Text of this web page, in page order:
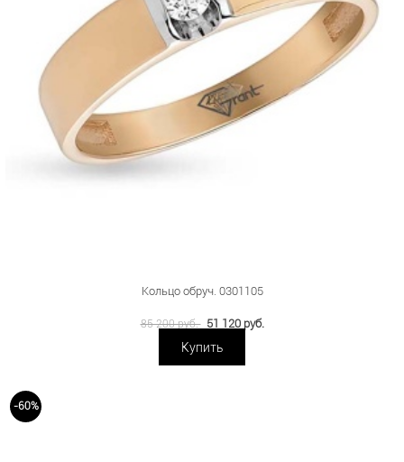
Кольцо обруч. 0301105
85 200 руб. 51 120 руб.
Купить
-60%